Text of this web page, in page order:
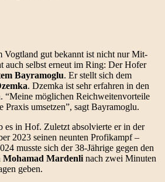
Vogtland gut bekannt ist nicht nur Mit-
auch selbst erneut im Ring: Der Hofer
Bayramoglu. Er stellt sich dem
. Dzemka ist sehr erfahren in den
“Meine möglichen Reichweitenvorteile
Praxis umsetzen”, sagt Bayramoglu.
es in Hof. Zuletzt absolvierte er in der
2023 seinen neunten Profikampf –
musste sich der 38-Jährige gegen den
Mohamad Mardenli nach zwei Minuten
geben.